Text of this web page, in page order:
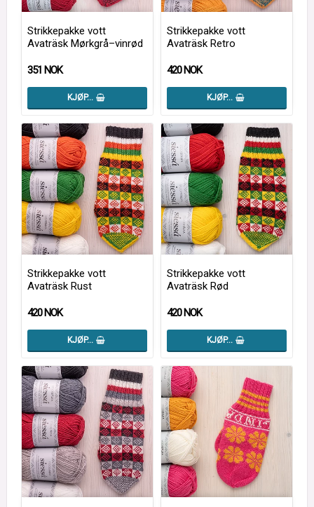
Strikkepakke vott
Avaträsk Mørkgrå–vinrød
351 NOK
KJØP…
Strikkepakke vott
Avaträsk Retro
420 NOK
KJØP…
Strikkepakke vott
Avaträsk Rust
420 NOK
KJØP…
Strikkepakke vott
Avaträsk Rød
420 NOK
KJØP…